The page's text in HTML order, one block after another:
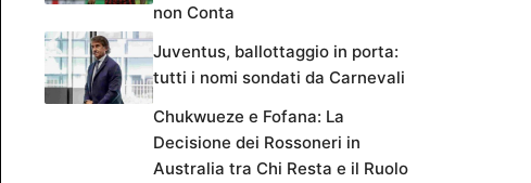
non Conta
Juventus, ballottaggio in porta:
tutti i nomi sondati da Carnevali
Chukwueze e Fofana: La
Decisione dei Rossoneri in
Australia tra Chi Resta e il Ruolo